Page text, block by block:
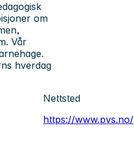
om
Vår
hverdag
Nettsted
https://www.pvs.no/